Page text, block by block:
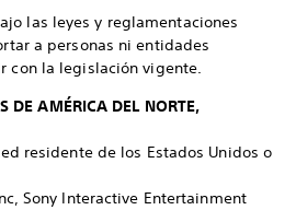
las leyes y reglamentaciones
a personas ni entidades
con la legislación vigente.
DE AMÉRICA DEL NORTE,
residente de los Estados Unidos o
Sony Interactive Entertainment